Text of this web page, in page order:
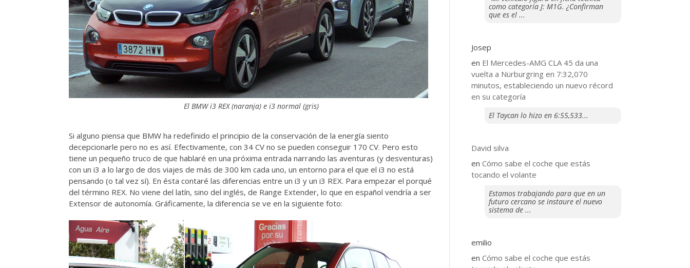
El BMW i3 REX (naranja) e i3 normal (gris)
Si alguno piensa que BMW ha redefinido el principio de la conservación de la energía siento
decepcionarle pero no es así. Efectivamente, con 34 CV no se pueden conseguir 170 CV. Pero esto
tiene un pequeño truco de que hablaré en una próxima entrada narrando las aventuras (y desventuras)
con un i3 a lo largo de dos viajes de más de 300 km cada uno, un entorno para el que el i3 no está
pensando (o tal vez sí). En ésta contaré las diferencias entre un i3 y un i3 REX. Para empezar el porqué
del término REX. No viene del latín, sino del inglés, de Range Extender, lo que en español vendría a ser
Extensor de autonomía. Gráficamente, la diferencia se ve en la siguiente foto:
como categoría J: M1G. ¿Confirman
que es el ...
Josep
en El Mercedes-AMG CLA 45 da una
vuelta a Nürburgring en 7:32,070
minutos, estableciendo un nuevo récord
en su categoría
El Taycan lo hizo en 6:55,533...
David silva
en​Cómo sabe el coche que estás
tocando el volante
Estamos trabajando para que en un
futuro cercano se instaure el nuevo
sistema de ...
emilio
en​Cómo sabe el coche que estás